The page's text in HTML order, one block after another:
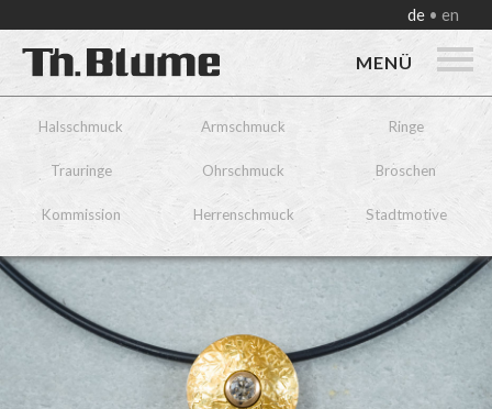
de en
MENÜ
Halsschmuck Armschmuck Ringe
Trauringe Ohrschmuck Broschen
Kommission Herrenschmuck Stadtmotive